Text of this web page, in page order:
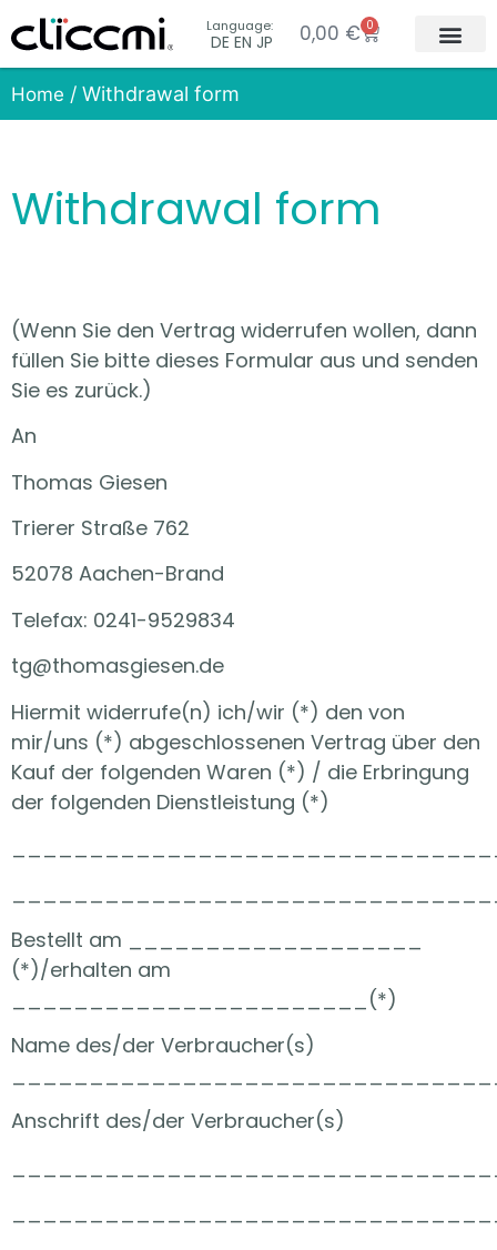
Language:
DE EN JP 0,00 € 0
Home / Withdrawal form
Withdrawal form
(Wenn Sie den Vertrag widerrufen wollen, dann
füllen Sie bitte dieses Formular aus und senden
Sie es zurück.)
An
Thomas Giesen
Trierer Straße 762
52078 Aachen-Brand
Telefax: 0241-9529834
tg@thomasgiesen.de
Hiermit widerrufe(n) ich/wir (*) den von
mir/uns (*) abgeschlossenen Vertrag über den
Kauf der folgenden Waren (*) / die Erbringung
der folgenden Dienstleistung (*)
Bestellt am ___________________
(*)/erhalten am
_______________________(*)
Name des/der Verbraucher(s)
Anschrift des/der Verbraucher(s)